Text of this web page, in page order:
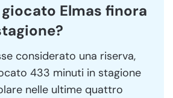
Elmas finora
considerato una riserva,
433 minuti in stagione
nelle ultime quattro